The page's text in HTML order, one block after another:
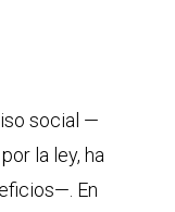
social —
la ley, ha
En